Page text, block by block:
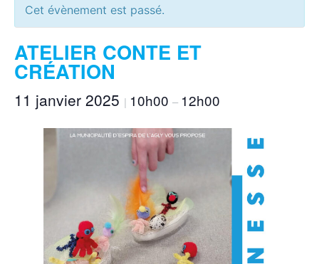
Cet évènement est passé.
ATELIER CONTE ET
CRÉATION
11 janvier 2025 | 10h00 – 12h00